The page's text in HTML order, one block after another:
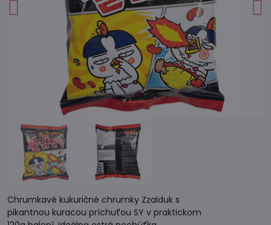
Chrumkavé kukuričné chrumky Zzalduk s
pikantnou kuracou príchuťou SY v praktickom